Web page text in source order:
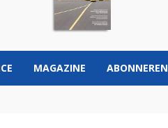
MAGAZINE ABONNEREN